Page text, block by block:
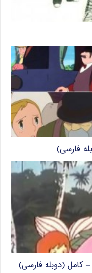
فارسی)
– کامل (دوبله فارسی)